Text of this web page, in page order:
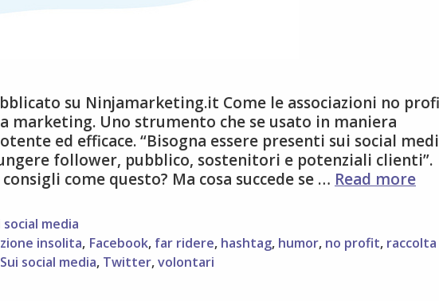
su Ninjamarketing.it Come le associazioni no
marketing. Uno strumento che se usato in maniera
ed efficace. “Bisogna essere presenti sui social
follower, pubblico, sostenitori e potenziali clienti”.
come questo? Ma cosa succede se … Read more9
la
social media
insolita, Facebook, far ridere, hashtag, humor, no profit, raccolta
Sui social media, Twitter,volontari